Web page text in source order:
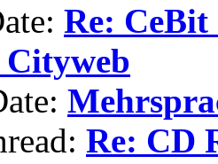
Re: CeBit
Re: CD